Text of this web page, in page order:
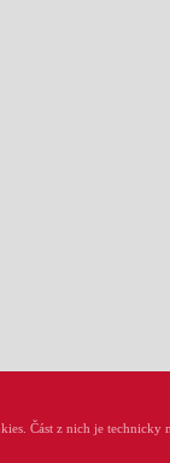
CZ-615 00 Brno, Tel.:
Část z nich je